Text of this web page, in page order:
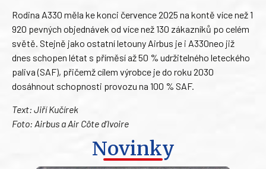
Rodina A330 měla ke konci července 2025 na kontě více než 1
920 pevných objednávek od více než 130 zákazníků po celém
světě. Stejně jako ostatní letouny Airbus je i A330neo již
dnes schopen létat s příměsí až 50 % udržitelného leteckého
paliva (SAF), přičemž cílem výrobce je do roku 2030
dosáhnout schopnosti provozu na 100 % SAF.
Text: Jiří Kučírek
Foto: Airbus a Air Côte d’Ivoire
Novinky